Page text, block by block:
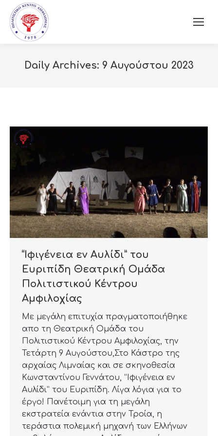
Daily Archives: 9 Αυγούστου 2023
“Ιφιγένεια εν Αυλίδι” του
Ευριπίδη Θεατρική Ομάδα
Πολιτιστικού Κέντρου
Αμφιλοχίας
Με μεγάλη επιτυχία πραγματοποιήθηκε
απο τη Θεατρική Ομάδα του
Πολιτιστικού Κέντρου Αμφιλοχίας, την
Τετάρτη 9 Αυγούστου,Στο Κάστρο της
αρχαίας Λιμναίας και σε σκηνοθεσία
Κωνσταντίνου Γεννάτου, “Ιφιγένεια εν
Αυλίδι” του Ευριπίδη. Λίγα λόγια για το
έργο! Πανέτοιμη για τη μεγάλη
εκστρατεία ενάντια στην Τροία, η
τεράστια πολεμική μηχανή των Ελλήνων